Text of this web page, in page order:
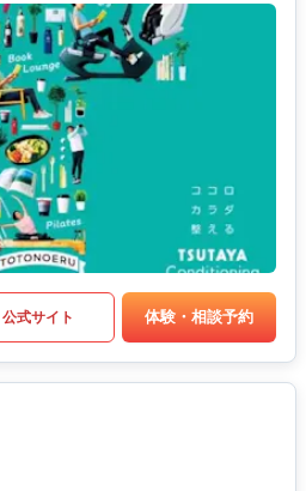
公式サイト 体験・相談予約